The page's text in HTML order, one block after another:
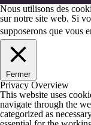
Nous utilisons des
sur notre site web. Si
supposerons que vous
Fermer
Privacy Overview
This website uses
navigate through the
categorized as